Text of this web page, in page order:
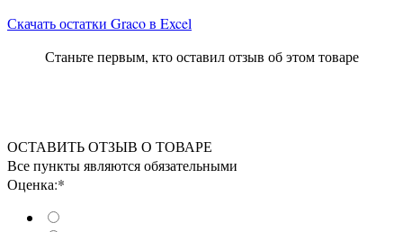
Скачать остатки Graco в Excel
Станьте первым, кто оставил отзыв об этом товаре
ОСТАВИТЬ ОТЗЫВ О ТОВАРЕ
Все пункты являются обязательными
Оценка:*